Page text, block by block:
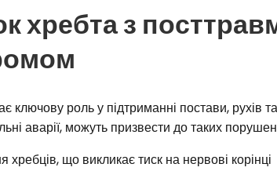
хребта з
ключову роль у підтриманні постави, рухів
аварії, можуть призвести до таких
хребців, що викликає тиск на нервові корінці